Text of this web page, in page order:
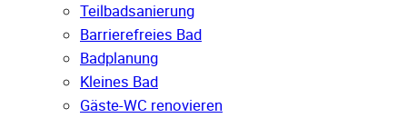
Teilbadsanierung
Barrierefreies Bad
Badplanung
Kleines Bad
Gäste-WC renovieren